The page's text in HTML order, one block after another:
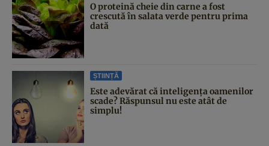
O proteină cheie din carne a fost
crescută în salata verde pentru prima
dată
ȘTIINȚĂ
Este adevărat că inteligența oamenilor
scade? Răspunsul nu este atât de
simplu!